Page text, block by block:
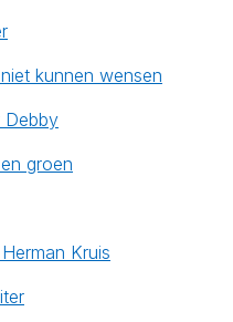
kunnen wensen
Debby
groen
Kruis